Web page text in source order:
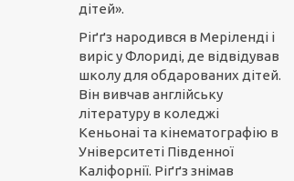
дітей».
Ріґґз народився в Меріленді і
виріс у Флориді, де відвідував
школу для обдарованих дітей.
Він вивчав англійську
літературу в коледжі
Кеньонаі та кінематографію в
Університеті Південної
Каліфорнії. Ріґґз знімав